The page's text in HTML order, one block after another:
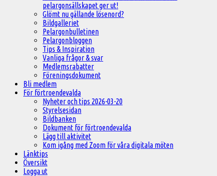
pelargonsällskapet ger ut!
Glömt nu gällande lösenord?
Bildgalleriet
Pelargonbulletinen
Pelargonbloggen
Tips & Inspiration
Vanliga frågor & svar
Medlemsrabatter
Föreningsdokument
Bli medlem
För förtroendevalda
Nyheter och tips 2026-03-20
Styrelsesidan
Bildbanken
Dokument för förtroendevalda
Lägg till aktivitet
Kom igång med Zoom för våra digitala möten
Länktips
Översikt
Logga ut